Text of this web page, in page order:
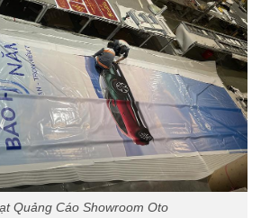
Quảng Cáo Showroom Oto